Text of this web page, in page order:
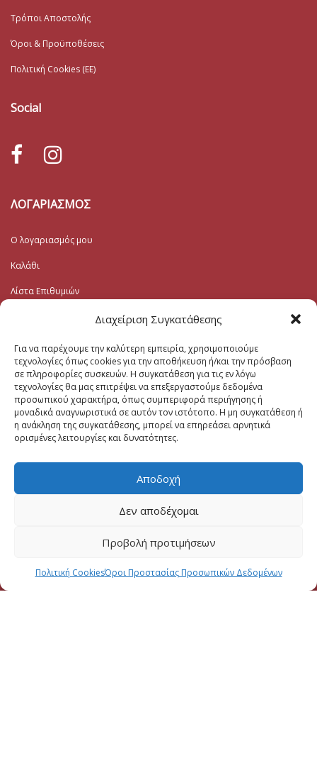
Διαχείριση Συγκατάθεσης
Για να παρέχουμε την καλύτερη εμπειρία, χρησιμοποιούμε
τεχνολογίες όπως cookies για την αποθήκευση ή/και την πρόσβαση
σε πληροφορίες συσκευών. Η συγκατάθεση για τις εν λόγω
τεχνολογίες θα μας επιτρέψει να επεξεργαστούμε δεδομένα
προσωπικού χαρακτήρα, όπως συμπεριφορά περιήγησης ή
μοναδικά αναγνωριστικά σε αυτόν τον ιστότοπο. Η μη συγκατάθεση ή
η ανάκληση της συγκατάθεσης, μπορεί να επηρεάσει αρνητικά
ορισμένες λειτουργίες και δυνατότητες.
Αποδοχή
Δεν αποδέχομαι
Προβολή προτιμήσεων
Πολιτική CookiesΌροι Προστασίας Προσωπικών Δεδομένων
Τρόποι Αποστολής
Όροι & Προϋποθέσεις
Πολιτική Cookies (ΕΕ)
Social
ΛΟΓΑΡΙΑΣΜΟΣ
Ο λογαριασμός μου
Καλάθι
Λίστα Επιθυμιών
Εγγραφή στο Ενημερωτικό
Το Email σας (υποχρεωτικο)
Μηνυμα